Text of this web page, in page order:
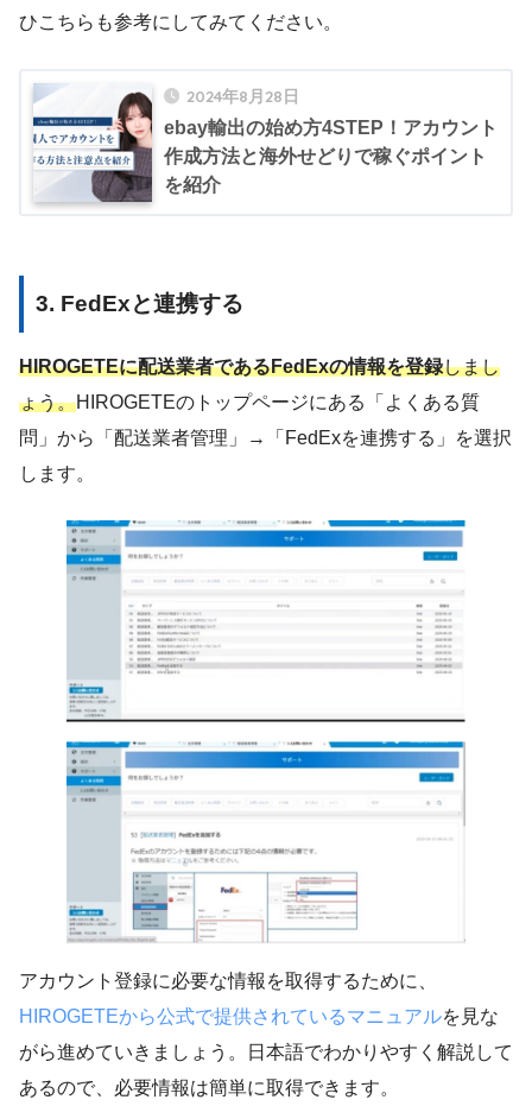
ひこちらも参考にしてみてください。
2024年8月28日
ebay輸出の始め方4STEP！アカウント
作成方法と海外せどりで稼ぐポイント
を紹介
3. FedExと連携する
HIROGETEに配送業者であるFedExの情報を登録しまし
ょう。HIROGETEのトップページにある「よくある質
問」から「配送業者管理」→「FedExを連携する」を選択
します。
アカウント登録に必要な情報を取得するために、
HIROGETEから公式で提供されているマニュアルを見な
がら進めていきましょう。日本語でわかりやすく解説して
あるので、必要情報は簡単に取得できます。